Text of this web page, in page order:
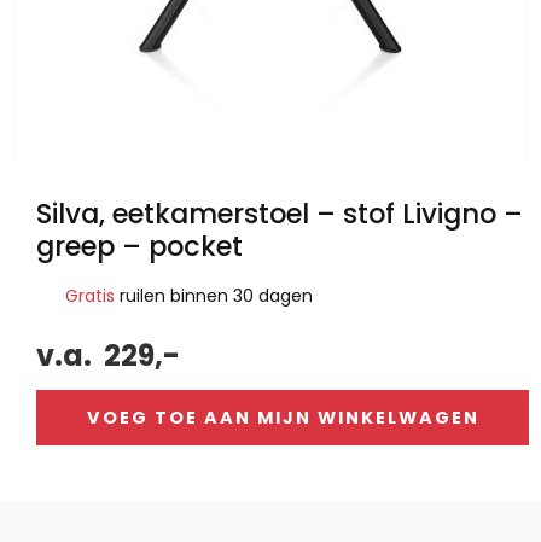
Silva, eetkamerstoel – stof Livigno –
greep – pocket
Gratis ruilen binnen 30 dagen
v.a. 229,-
VOEG TOE AAN MIJN WINKELWAGEN